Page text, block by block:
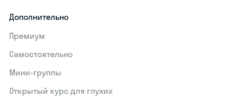
Дополнительно
Премиум
Самостоятельно
Мини-группы
Открытый курс для глухих